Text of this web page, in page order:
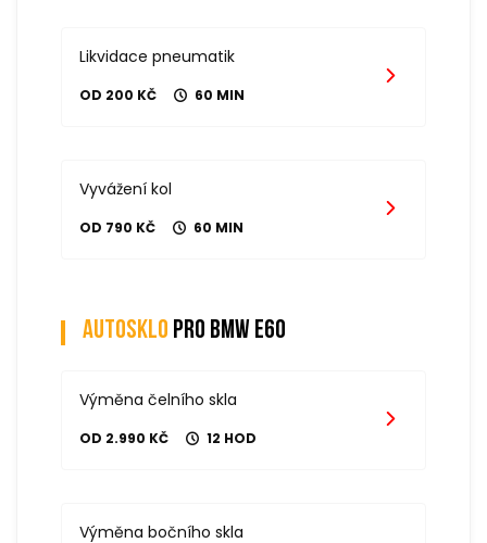
Likvidace pneumatik
OD 200 KČ 60 MIN
Vyvážení kol
OD 790 KČ 60 MIN
Autosklo pro bmw e60
Výměna čelního skla
OD 2.990 KČ 12 HOD
Výměna bočního skla